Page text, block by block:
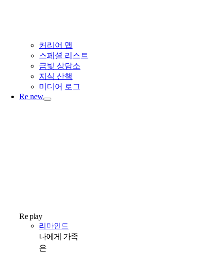
커리어 맵
스페셜 리스트
금빛 상담소
지식 산책
미디어 로그
Re new
Re play
리마인드
나에게 가족
은